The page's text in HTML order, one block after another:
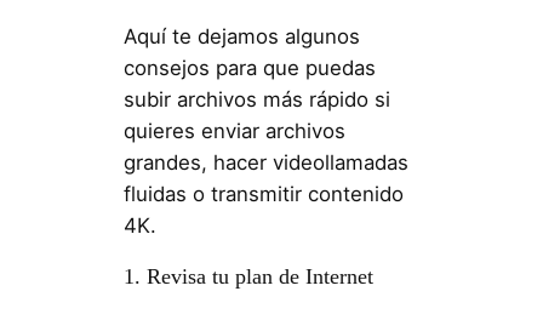
Aquí te dejamos algunos
consejos para que puedas
subir archivos más rápido si
quieres enviar archivos
grandes, hacer videollamadas
fluidas o transmitir contenido
4K.
1. Revisa tu plan de Internet